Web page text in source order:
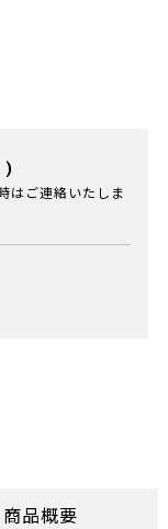
)
はご連絡いたしま
商品概要